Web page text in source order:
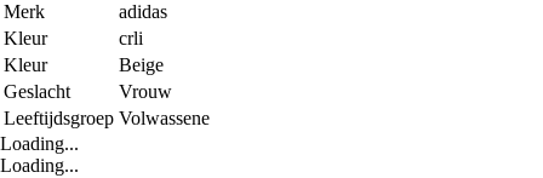
Merk
adidas
Kleur
crli
Kleur
Beige
Geslacht
Vrouw
Leeftijdsgroep Volwassene
Loading...
Loading...